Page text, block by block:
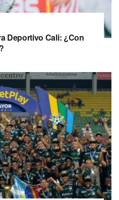
Deportivo Cali: ¿Con